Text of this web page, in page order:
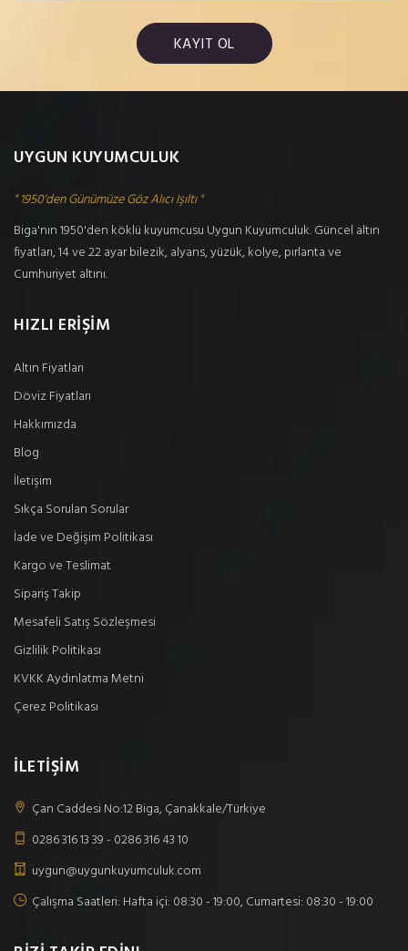
KAYIT OL
UYGUN KUYUMCULUK
" 1950'den Günümüze Göz Alıcı Işıltı "
Biga'nın 1950'den köklü kuyumcusu Uygun Kuyumculuk. Güncel altın
fiyatları, 14 ve 22 ayar bilezik, alyans, yüzük, kolye, pırlanta ve
Cumhuriyet altını.
HIZLI ERİŞİM
Altın Fiyatları
Döviz Fiyatları
Hakkımızda
Blog
İletişim
Sıkça Sorulan Sorular
İade ve Değişim Politikası
Kargo ve Teslimat
Sipariş Takip
Mesafeli Satış Sözleşmesi
Gizlilik Politikası
KVKK Aydınlatma Metni
Çerez Politikası
İLETİŞİM
Çan Caddesi No:12 Biga, Çanakkale/Türkiye
0286 316 13 39 - 0286 316 43 10
uygun@uygunkuyumculuk.com
Çalışma Saatleri: Hafta içi: 08:30 - 19:00, Cumartesi: 08:30 - 19:00